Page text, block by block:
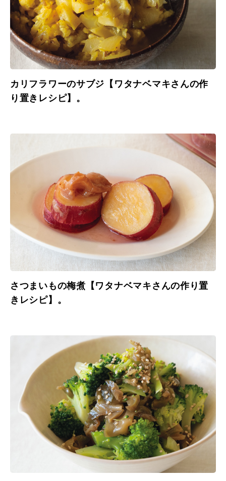
カリフラワーのサブジ【ワタナベマキさんの作
り置きレシピ】。
さつまいもの梅煮【ワタナベマキさんの作り置
きレシピ】。